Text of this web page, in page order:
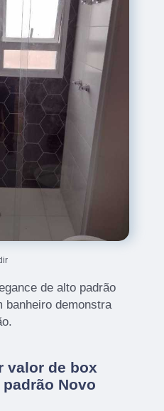
de alto padrão
banheiro demonstra
valor de box
Novo